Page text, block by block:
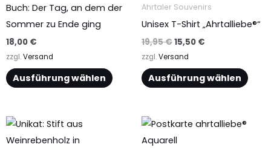
Buch: Der Tag, an dem der
Sommer zu Ende ging
18,00 €
zzgl.Versand
Ausführung wählen
können
auf
der
Produktseite
gewählt
werden
Ahrtaler Souvenirs
Unisex T-Shirt „Ahrtalliebe®“
19,95€15,50 €
zzgl.Versand
Ausführung wählen
können
auf
der
Produktseite
gewählt
werden
Preisspanne:
Dieses
Produkt